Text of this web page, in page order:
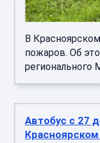
В
пожаров. Об
регионального
Автобус с 27
Красноярском